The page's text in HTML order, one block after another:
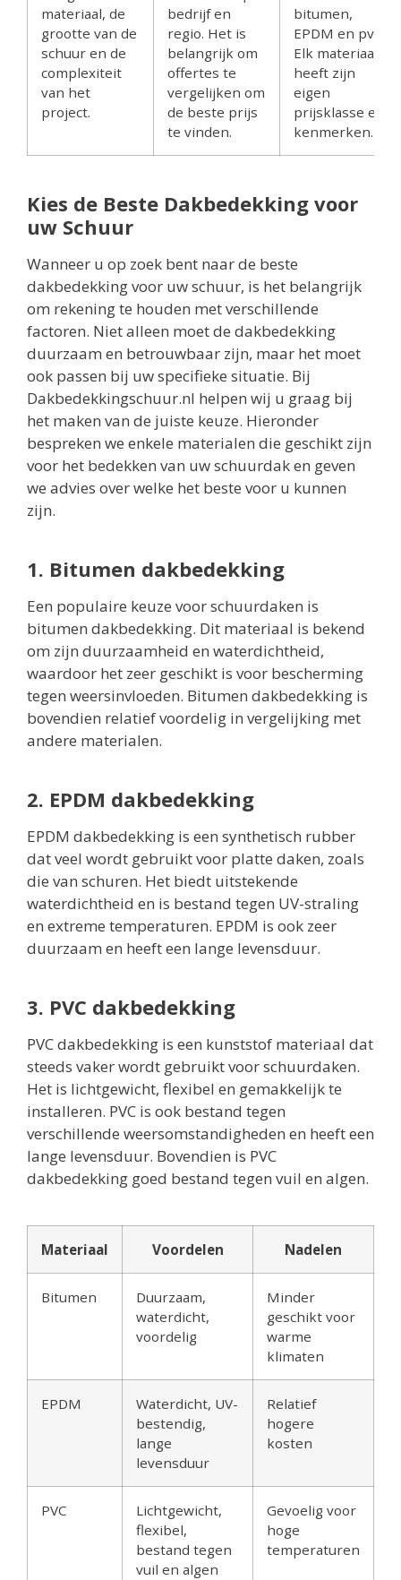
materiaal, de
grootte van de
schuur en de
complexiteit
van het
project.
bedrijf en
regio. Het is
belangrijk om
offertes te
vergelijken om
de beste prijs
te vinden.
bitumen,
EPDM en pvc.
Elk materiaal
heeft zijn
eigen
prijsklasse en
kenmerken.
Kies de Beste Dakbedekking voor
uw Schuur
Wanneer u op zoek bent naar de beste
dakbedekking voor uw schuur, is het belangrijk
om rekening te houden met verschillende
factoren. Niet alleen moet de dakbedekking
duurzaam en betrouwbaar zijn, maar het moet
ook passen bij uw specifieke situatie. Bij
Dakbedekkingschuur.nl helpen wij u graag bij
het maken van de juiste keuze. Hieronder
bespreken we enkele materialen die geschikt zijn
voor het bedekken van uw schuurdak en geven
we advies over welke het beste voor u kunnen
zijn.
1. Bitumen dakbedekking
Een populaire keuze voor schuurdaken is
bitumen dakbedekking. Dit materiaal is bekend
om zijn duurzaamheid en waterdichtheid,
waardoor het zeer geschikt is voor bescherming
tegen weersinvloeden. Bitumen dakbedekking is
bovendien relatief voordelig in vergelijking met
andere materialen.
2. EPDM dakbedekking
EPDM dakbedekking is een synthetisch rubber
dat veel wordt gebruikt voor platte daken, zoals
die van schuren. Het biedt uitstekende
waterdichtheid en is bestand tegen UV-straling
en extreme temperaturen. EPDM is ook zeer
duurzaam en heeft een lange levensduur.
3. PVC dakbedekking
PVC dakbedekking is een kunststof materiaal dat
steeds vaker wordt gebruikt voor schuurdaken.
Het is lichtgewicht, flexibel en gemakkelijk te
installeren. PVC is ook bestand tegen
verschillende weersomstandigheden en heeft een
lange levensduur. Bovendien is PVC
dakbedekking goed bestand tegen vuil en algen.
Materiaal Voordelen Nadelen
Bitumen
Duurzaam,
waterdicht,
voordelig
Minder
geschikt voor
warme
klimaten
EPDM
Waterdicht, UV-
bestendig,
lange
levensduur
Relatief
hogere
kosten
PVC
Lichtgewicht,
flexibel,
bestand tegen
vuil en algen
Gevoelig voor
hoge
temperaturen